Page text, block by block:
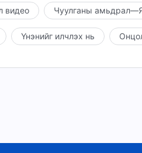
видео Чуулганы
Үнэнийг илчлэх нь